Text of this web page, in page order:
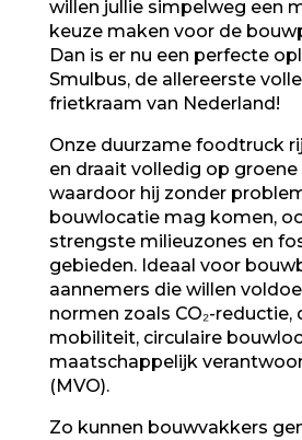
willen jullie simpelweg een
keuze maken voor de
Dan is er nu een perfecte
Smulbus, de allereerste
frietkraam van Nederland!
Onze duurzame foodtruck
en draait volledig op groene
waardoor hij zonder
bouwlocatie mag komen,
strengste milieuzones en
gebieden. Ideaal voor
aannemers die willen
normen zoals CO₂-reductie,
mobiliteit, circulaire
maatschappelijk
(MVO).
Zo kunnen bouwvakkers